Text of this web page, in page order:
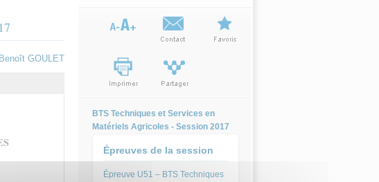
Benoît GOULET
BTS Techniques et Services en
Matériels Agricoles - Session 2017
Épreuves de la session
Épreuve U51 – BTS Techniques